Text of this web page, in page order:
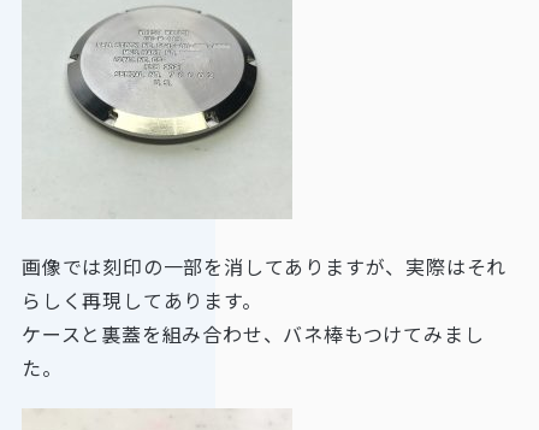
画像では刻印の一部を消してありますが、実際はそれ
らしく再現してあります。
ケースと裏蓋を組み合わせ、バネ棒もつけてみまし
た。